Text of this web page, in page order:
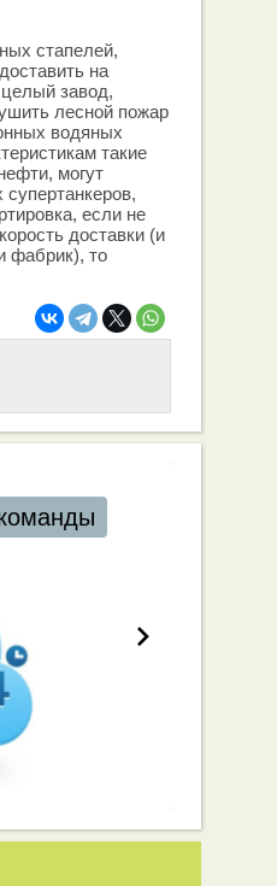
стапелей,
на
завод,
лесной пожар
водяных
такие
могут
если не
доставки (и
фабрик), то